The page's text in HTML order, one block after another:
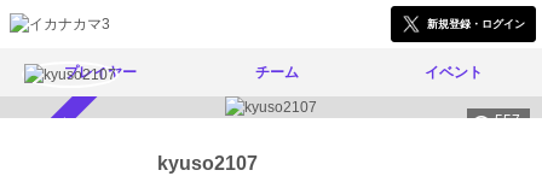
新規登録・ログイン
プレイヤー チーム イベント
557
kyuso2107